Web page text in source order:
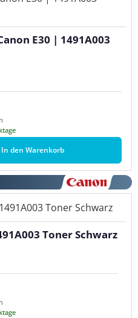
E30 | 1491A003
In den Warenkorb
Toner Schwarz